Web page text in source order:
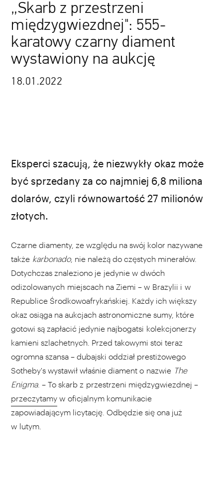
„Skarb z przestrzeni
międzygwiezdnej": 555-
karatowy czarny diament
wystawiony na aukcję
18.01.2022
FACEBOOK TWITTER PINTEREST
Eksperci szacują, że niezwykły okaz może
być sprzedany za co najmniej 6,8 miliona
dolarów, czyli równowartość 27 milionów
złotych.
Czarne diamenty, ze względu na swój kolor nazywane
także karbonado, nie należą do częstych minerałów.
Dotychczas znaleziono je jedynie w dwóch
odizolowanych miejscach na Ziemi – w Brazylii i w
Republice Środkowoafrykańskiej. Każdy ich większy
okaz osiąga na aukcjach astronomiczne sumy, które
gotowi są zapłacić jedynie najbogatsi kolekcjonerzy
kamieni szlachetnych. Przed takowymi stoi teraz
ogromna szansa – dubajski oddział prestiżowego
Sotheby's wystawił właśnie diament o nazwie The
Enigma. – To skarb z przestrzeni międzygwiezdnej –
przeczytamy w oficjalnym komunikacie
zapowiadającym licytację. Odbędzie się ona już
w lutym.